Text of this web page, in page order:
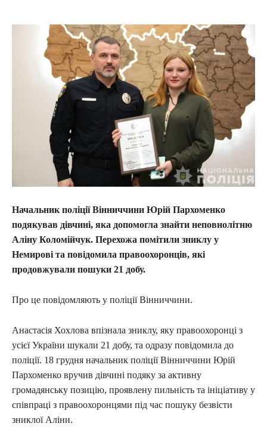
Начальник поліції Вінниччини Юрій Пархоменко
подякував дівчині, яка допомогла знайти неповнолітню
Аліну Коломійчук. Перехожа помітили зниклу у
Немирові та повідомила правоохоронців, які
продовжували пошуки 21 добу.
Про це повідомляють у поліції Вінниччини.
Анастасія Хохлова впізнала зниклу, яку правоохоронці з
усієї України шукали 21 добу, та одразу повідомила до
поліції. 18 грудня начальник поліції Вінниччини Юрій
Пархоменко вручив дівчині подяку за активну
громадянську позицію, проявлену пильність та ініціативу у
співпраці з правоохоронцями під час пошуку безвісти
зниклої Аліни.